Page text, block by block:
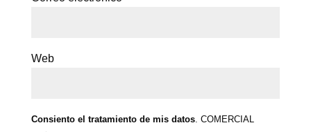
Web
Consiento el tratamiento de mis datos. COMERCIAL